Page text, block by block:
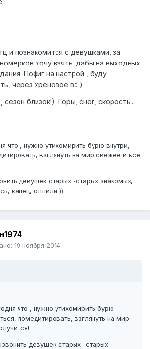
и познакомится с девушками, за
хочу взять. дабы на выходных
Пофиг на настрой , буду
через хреновое вс )
сезон близок!) Горы, снег, скорость..
что , нужно утихомирить бурю внутри,
взглянуть на мир свежее и все
девушек старых -старых знакомых,
капец, отшили ))
19 ноября 2014
что , нужно утихомирить бурю
помедитировать, взглянуть на мир
девушек старых -старых